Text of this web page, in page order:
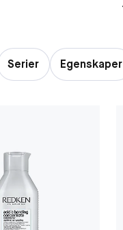
Serier Egenskaper